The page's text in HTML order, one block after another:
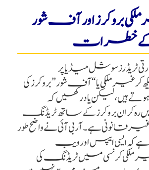
غیر ملکی بروکرز اور آف شور
خطرات
سوشل میڈیا پر
غیر ملکی یا “آف شور” بروکرز کی
ہیں، لیکن یاد رکھیں کہ
ان بروکرز کے ساتھ ٹریڈنگ
قانونی ہے۔ آر بی آئی نے واضح طور
کہ ایسی ایپس اور ویب
کرنسی میں ٹریڈنگ کی